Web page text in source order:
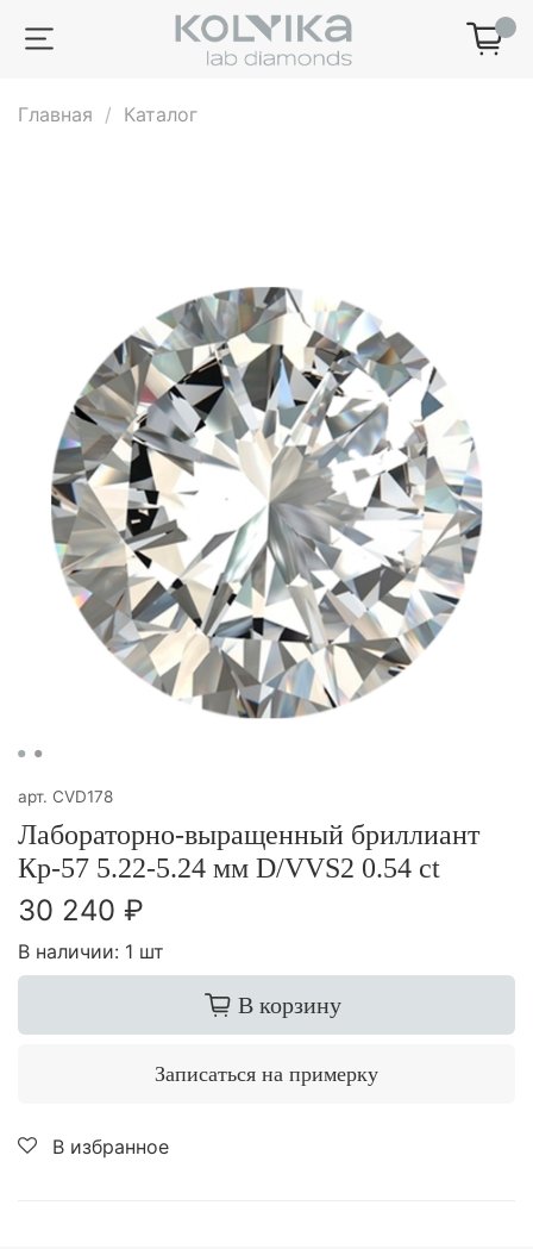
Главная Каталог
арт. CVD178
Лабораторно-выращенный бриллиант
Кр-57 5.22-5.24 мм D/VVS2 0.54 ct
30 240 ₽
В наличии: 1 шт
В корзину
Записаться на примерку
В избранное